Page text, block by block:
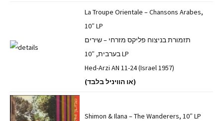
La Troupe Orientale – Chansons Arabes,
10″ LP
תזמורת בניצוח פליקס מזרחי – שירים
בערבית, 10″ LP
Hed-Arzi AN 11-24 (Israel 1957)
(או הוויניל בלבד)
Shimon & Ilana – The Wanderers, 10″ LP